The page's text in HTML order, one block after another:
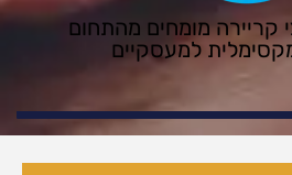
קריירה מומחים מהתחום
למעסקיים